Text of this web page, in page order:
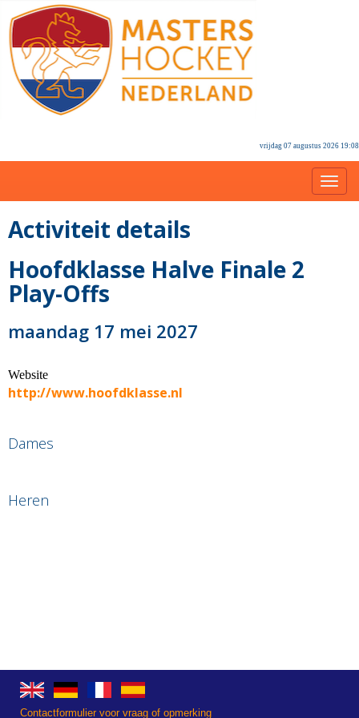
vrijdag 07 augustus 2026 19:08
Activiteit details
Hoofdklasse Halve Finale 2
Play-Offs
maandag 17 mei 2027
Website
http://www.hoofdklasse.nl
Dames
Heren
Contactformulier voor vraag of opmerking